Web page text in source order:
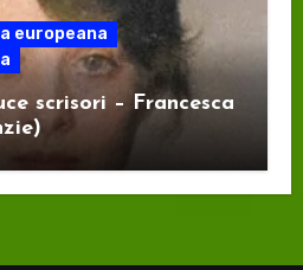
europeana
scrisori – Francesca